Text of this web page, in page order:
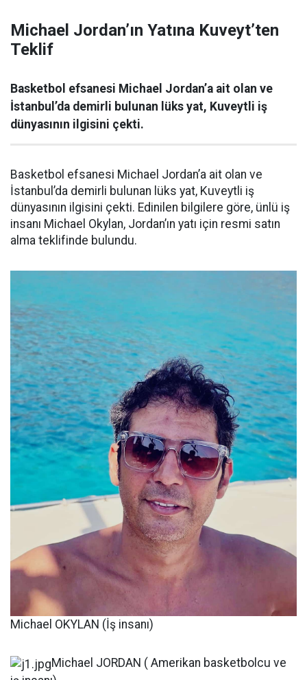
Michael Jordan’ın Yatına Kuveyt’ten
Teklif
Basketbol efsanesi Michael Jordan’a ait olan ve
İstanbul’da demirli bulunan lüks yat, Kuveytli iş
dünyasının ilgisini çekti.
Basketbol efsanesi Michael Jordan’a ait olan ve
İstanbul’da demirli bulunan lüks yat, Kuveytli iş
dünyasının ilgisini çekti. Edinilen bilgilere göre, ünlü iş
insanı Michael Okylan, Jordan’ın yatı için resmi satın
alma teklifinde bulundu.
Michael OKYLAN (İş insanı)
Michael JORDAN ( Amerikan basketbolcu ve